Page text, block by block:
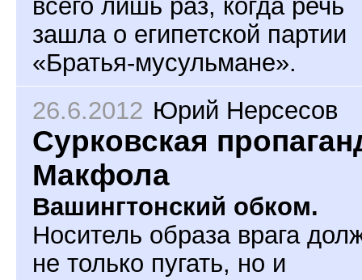
всего лишь раз, когда речь
зашла о египетской партии
«Братья-мусульмане».
26.6.2012 Юрий Нерсесов
Сурковская
Макфола
Вашингтонский обком.
Носитель образа врага
не только пугать, но и